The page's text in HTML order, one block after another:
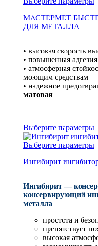
МАСТЕРМЕТ
ДЛЯ МЕТАЛЛА
• высокая скорость
• повышенная
• атмосферная
моющим средствам
• надежное
матовая
Выберите параметры
Выберите параметры
Ингибирит
Ингибирит —
консервирующий
металла
простота и
препятствует
высокая